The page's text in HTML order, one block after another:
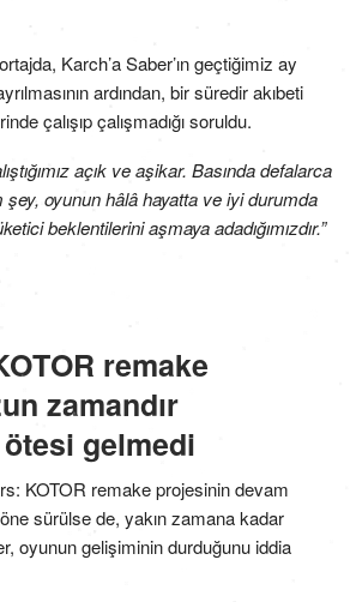
Karch’a Saber’ın geçtiğimiz ay
ardından, bir süredir akıbeti
çalışıp çalışmadığı soruldu.
açık ve aşikar. Basında defalarca
şey, oyunun hâlâ hayatta ve iyi durumda
beklentilerini aşmaya adadığımızdır.”
remake
zamandır
gelmedi
KOTOR remake projesinin devam
sürülse de, yakın zamana kadar
oyunun gelişiminin durduğunu iddia